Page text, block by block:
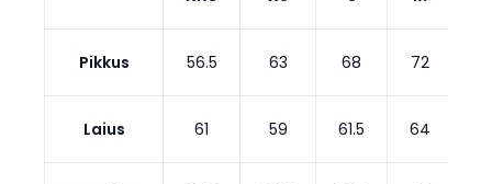
Pikkus 56.5 63 68 72
Laius 61 59 61.5 64